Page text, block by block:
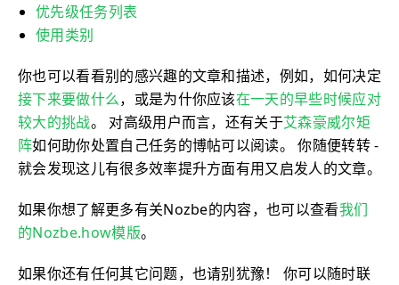
优先级任务列表
使用类别
你也可以看看别的感兴趣的文章和描述，例如，如何决定
接下来要做什么，或是为什你应该在一天的早些时候应对
较大的挑战。 对高级用户而言，还有关于艾森豪威尔矩
阵如何助你处置自己任务的博帖可以阅读。 你随便转转 -
就会发现这儿有很多效率提升方面有用又启发人的文章。
如果你想了解更多有关Nozbe的内容，也可以查看我们
的Nozbe.how模版。
如果你还有任何其它问题，也请别犹豫！ 你可以随时联